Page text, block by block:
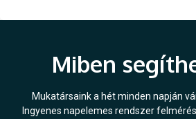
Miben
Mukatársaink a hét minden napján
Ingyenes napelemes rendszer